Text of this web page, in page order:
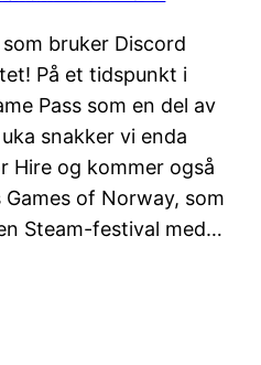
bruker Discord
På et tidspunkt i
Pass som en del av
snakker vi enda
Hire og kommer også
of Norway, som
Steam-festival med…